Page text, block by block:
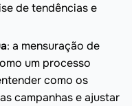
de tendências e
: a mensuração de
um processo
como os
campanhas e ajustar